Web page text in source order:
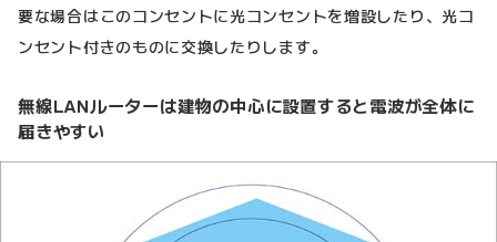
要な場合はこのコンセントに光コンセントを増設したり、光コ
ンセント付きのものに交換したりします。
無線LANルーターは建物の中心に設置すると電波が全体に
届きやすい